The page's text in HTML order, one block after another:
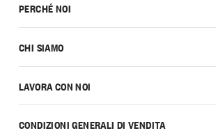
PERCHÉ NOI
CHI SIAMO
LAVORA CON NOI
CONDIZIONI GENERALI DI VENDITA